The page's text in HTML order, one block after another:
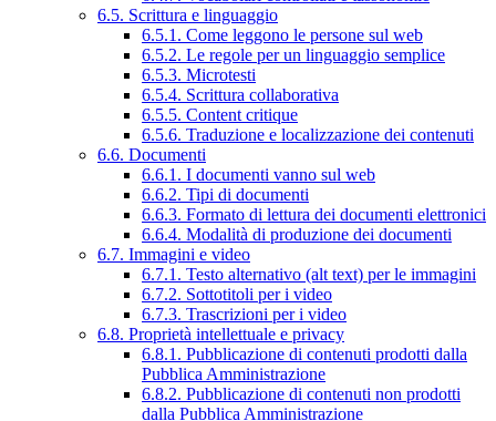
6.5. Scrittura e linguaggio
6.5.1. Come leggono le persone sul web
6.5.2. Le regole per un linguaggio semplice
6.5.3. Microtesti
6.5.4. Scrittura collaborativa
6.5.5. Content critique
6.5.6. Traduzione e localizzazione dei contenuti
6.6. Documenti
6.6.1. I documenti vanno sul web
6.6.2. Tipi di documenti
6.6.3. Formato di lettura dei documenti elettronici
6.6.4. Modalità di produzione dei documenti
6.7. Immagini e video
6.7.1. Testo alternativo (alt text) per le immagini
6.7.2. Sottotitoli per i video
6.7.3. Trascrizioni per i video
6.8. Proprietà intellettuale e privacy
6.8.1. Pubblicazione di contenuti prodotti dalla
Pubblica Amministrazione
6.8.2. Pubblicazione di contenuti non prodotti
dalla Pubblica Amministrazione